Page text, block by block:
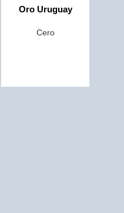
Oro Uruguay
Cero